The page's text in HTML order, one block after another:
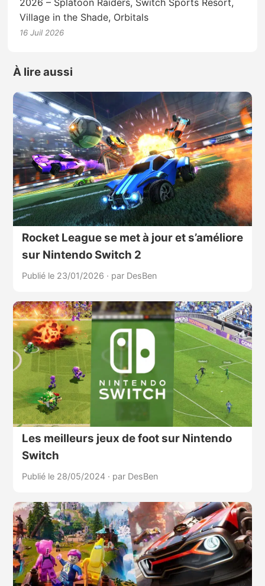
2026 – Splatoon Raiders, Switch Sports Resort,
Village in the Shade, Orbitals
16 Juil 2026
À lire aussi
Rocket League se met à jour et s’améliore
sur Nintendo Switch 2
Publié le 23/01/2026 · par DesBen
Les meilleurs jeux de foot sur Nintendo
Switch
Publié le 28/05/2024 · par DesBen